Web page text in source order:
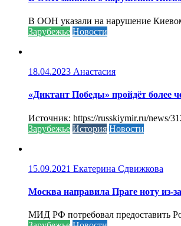
В ООН указали на нарушение
Зарубежье Новости
18.04.2023 Анастасия
«Диктант Победы» пройдёт более
Источник: https://russkiymir.ru/news/
Зарубежье История Новости
15.09.2021 Екатерина Сдвижкова
Москва направила Праге ноту из-
МИД РФ потребовал предоставить